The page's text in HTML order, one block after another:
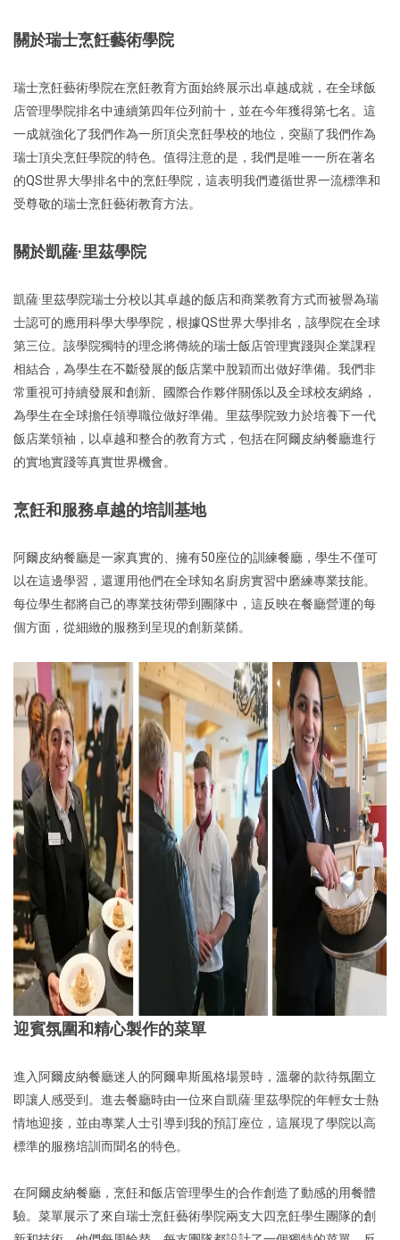
關於瑞士烹飪藝術學院
瑞士烹飪藝術學院在烹飪教育方面始終展示出卓越成就，在全球飯
店管理學院排名中連續第四年位列前十，並在今年獲得第七名。這
一成就強化了我們作為一所頂尖烹飪學校的地位，突顯了我們作為
瑞士頂尖烹飪學院的特色。值得注意的是，我們是唯一一所在著名
的QS世界大學排名中的烹飪學院，這表明我們遵循世界一流標準和
受尊敬的瑞士烹飪藝術教育方法。
關於凱薩·里茲學院
凱薩·里茲學院瑞士分校以其卓越的飯店和商業教育方式而被譽為瑞
士認可的應用科學大學學院，根據QS世界大學排名，該學院在全球
第三位。該學院獨特的理念將傳統的瑞士飯店管理實踐與企業課程
相結合，為學生在不斷發展的飯店業中脫穎而出做好準備。我們非
常重視可持續發展和創新、國際合作夥伴關係以及全球校友網絡，
為學生在全球擔任領導職位做好準備。里茲學院致力於培養下一代
飯店業領袖，以卓越和整合的教育方式，包括在阿爾皮納餐廳進行
的實地實踐等真實世界機會。
烹飪和服務卓越的培訓基地
阿爾皮納餐廳是一家真實的、擁有50座位的訓練餐廳，學生不僅可
以在這邊學習，還運用他們在全球知名廚房實習中磨練專業技能。
每位學生都將自己的專業技術帶到團隊中，這反映在餐廳營運的每
個方面，從細緻的服務到呈現的創新菜餚。
迎賓氛圍和精心製作的菜單
進入阿爾皮納餐廳迷人的阿爾卑斯風格場景時，溫馨的款待氛圍立
即讓人感受到。進去餐廳時由一位來自凱薩·里茲學院的年輕女士熱
情地迎接，並由專業人士引導到我的預訂座位，這展現了學院以高
標準的服務培訓而聞名的特色。
在阿爾皮納餐廳，烹飪和飯店管理學生的合作創造了動感的用餐體
驗。菜單展示了來自瑞士烹飪藝術學院兩支大四烹飪學生團隊的創